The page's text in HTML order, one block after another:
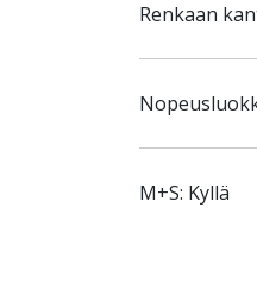
Renkaan
M+S: Kyllä